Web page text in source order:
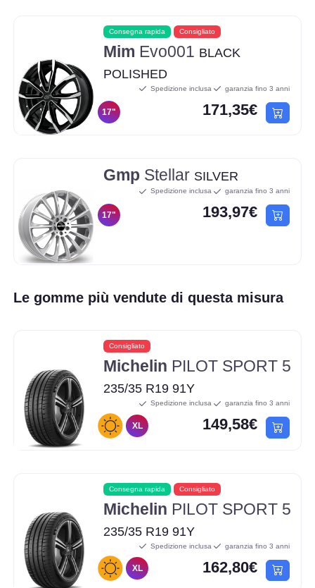
Consegna rapida Consigliato
Mim Evo001 BLACK
POLISHED
17"
Spedizione inclusa garanzia fino 3 anni
171,35€
Gmp Stellar SILVER
17"
Spedizione inclusa garanzia fino 3 anni
193,97€
Le gomme più vendute di questa misura
Consigliato
Michelin PILOT SPORT 5
235/35 R19 91Y
XL
Spedizione inclusa garanzia fino 3 anni
149,58€
Consegna rapida Consigliato
Michelin PILOT SPORT 5
235/35 R19 91Y
XL
Spedizione inclusa garanzia fino 3 anni
162,80€